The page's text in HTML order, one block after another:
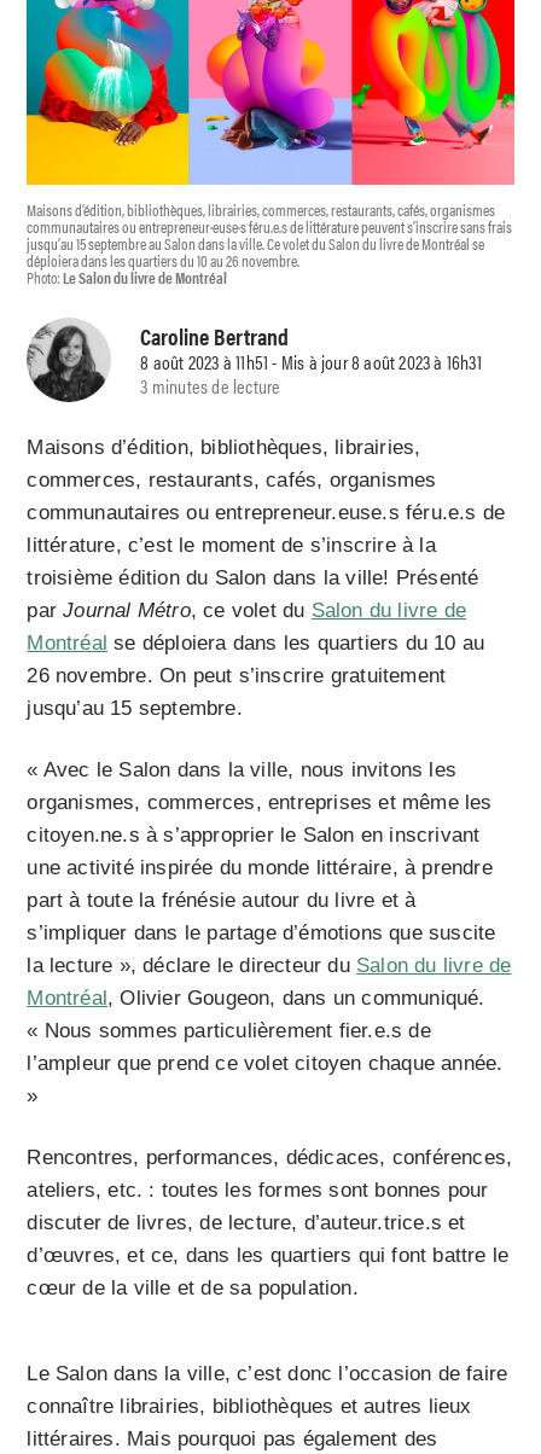
Maisons d’édition, bibliothèques, librairies, commerces, restaurants, cafés, organismes
communautaires ou entrepreneur·euse·s féru.e.s de littérature peuvent s’inscrire sans frais
jusqu’au 15 septembre au Salon dans la ville. Ce volet du Salon du livre de Montréal se
déploiera dans les quartiers du 10 au 26 novembre.
Photo:Le Salon du livre de Montréal
Caroline Bertrand
8 août 2023 à 11h51 - Mis à jour 8 août 2023 à 16h31
3 minutes de lecture
Maisons d’édition, bibliothèques, librairies,
commerces, restaurants, cafés, organismes
communautaires ou entrepreneur.euse.s féru.e.s de
littérature, c’est le moment de s’inscrire à la
troisième édition du Salon dans la ville! Présenté
par Journal Métro, ce volet du Salon du livre de
Montréal se déploiera dans les quartiers du 10 au
26 novembre. On peut s’inscrire gratuitement
jusqu’au 15 septembre.
« Avec le Salon dans la ville, nous invitons les
organismes, commerces, entreprises et même les
citoyen.ne.s à s’approprier le Salon en inscrivant
une activité inspirée du monde littéraire, à prendre
part à toute la frénésie autour du livre et à
s’impliquer dans le partage d’émotions que suscite
la lecture », déclare le directeur du Salon du livre de
Montréal , Olivier Gougeon, dans un communiqué.
« Nous sommes particulièrement fier.e.s de
l’ampleur que prend ce volet citoyen chaque année.
»
Rencontres, performances, dédicaces, conférences,
ateliers, etc. : toutes les formes sont bonnes pour
discuter de livres, de lecture, d’auteur.trice.s et
d’œuvres, et ce, dans les quartiers qui font battre le
cœur de la ville et de sa population.
Le Salon dans la ville, c’est donc l’occasion de faire
connaître librairies, bibliothèques et autres lieux
littéraires. Mais pourquoi pas également des